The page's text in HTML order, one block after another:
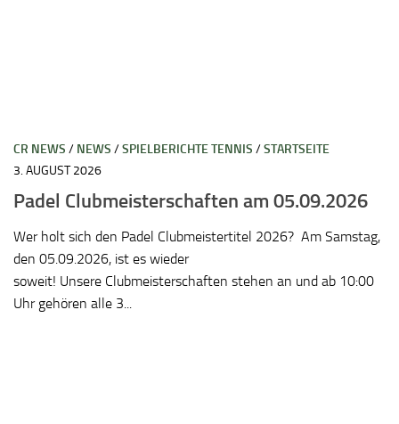
CR NEWS / NEWS /SPIELBERICHTE TENNIS /STARTSEITE
3. AUGUST 2026
Padel Clubmeisterschaften am 05.09.2026
Wer holt sich den Padel Clubmeistertitel 2026? Am Samstag,
den 05.09.2026, ist es wieder
soweit! Unsere Clubmeisterschaften stehen an und ab 10:00
Uhr gehören alle 3...